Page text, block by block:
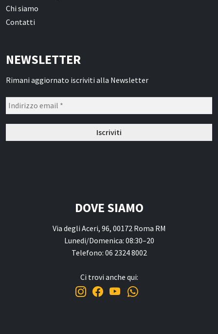
Incensi e diffusori
Articoli per Tè e Caffè
Ingrosso
Chi siamo
Contatti
NEWSLETTER
Rimani aggiornato iscriviti alla Newsletter
DOVE SIAMO
Via degli Aceri, 96, 00172 Roma RM
Lunedi/Domenica: 08:30–20
Telefono: 06 2324 8002
Ci trovi anche qui: